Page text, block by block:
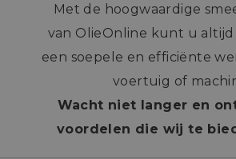
Met de hoogwaardige
van OlieOnline kunt u
een soepele en efficiënte
voertuig of
Wacht niet langer en
voordelen die wij te